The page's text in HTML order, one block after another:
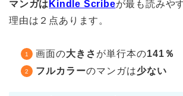
マンガは Kindle Scribeが最も読みや
理由は２点あります。
画面の大きさ が単行本の141％
フルカラーのマンガは少ない